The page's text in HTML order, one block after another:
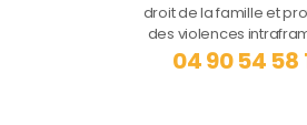
droit de la famille et
des violences
04 90 54 58